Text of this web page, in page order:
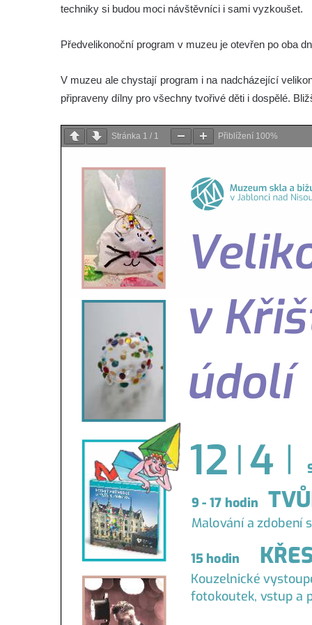
techniky si budou moci návštěvníci i sami vyzkoušet.
Předvelikonoční program v muzeu je otevřen po oba
V muzeu ale chystají program i na nadcházející
připraveny dílny pro všechny tvořivé děti i dospělé.
Stránka 1 / 1 Přiblížení 100%